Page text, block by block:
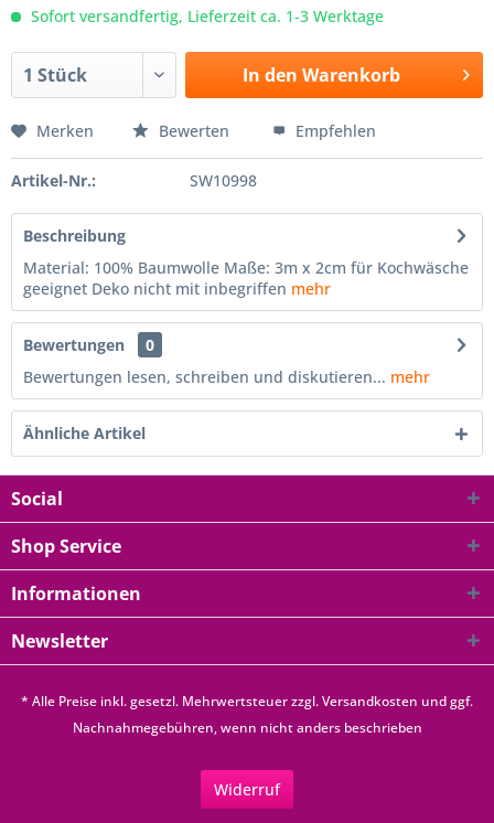
Sofort versandfertig, Lieferzeit ca. 1-3 Werktage
In den Warenkorb
Merken Bewerten Empfehlen
Artikel-Nr.: SW10998
Beschreibung
Material: 100% Baumwolle Maße: 3m x 2cm für Kochwäsche
geeignet Deko nicht mit inbegriffen mehr
Bewertungen
0
Bewertungen lesen, schreiben und diskutieren... mehr
Ähnliche Artikel
Social
Shop Service
Informationen
Newsletter
* Alle Preise inkl. gesetzl. Mehrwertsteuer zzgl.Versandkosten und ggf.
Nachnahmegebühren, wenn nicht anders beschrieben
Widerruf